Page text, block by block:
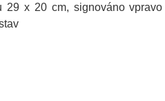
29 x 20 cm, signováno